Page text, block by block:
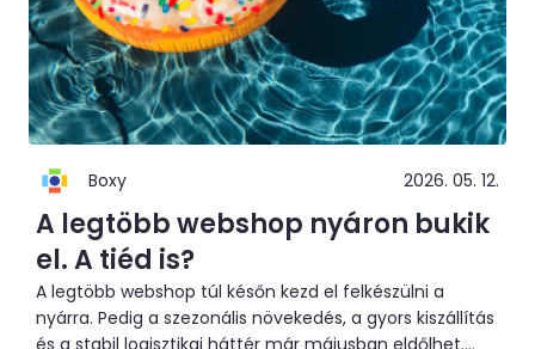
Boxy 2026. 05. 12.
A legtöbb webshop nyáron bukik
el. A tiéd is?
A legtöbb webshop túl későn kezd el felkészülni a
nyárra. Pedig a szezonális növekedés, a gyors kiszállítás